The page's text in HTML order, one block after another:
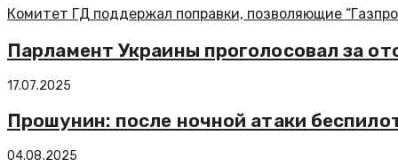
Комитет ГД поддержал поправки, позволяющие
Парламент Украины проголосовал за
17.07.2025
Прошунин: после ночной атаки
04.08.2025